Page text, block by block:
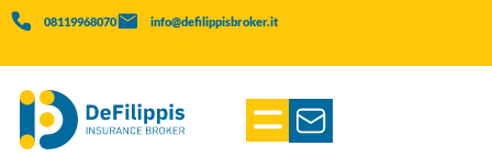
08119968070 info@defilippisbroker.it